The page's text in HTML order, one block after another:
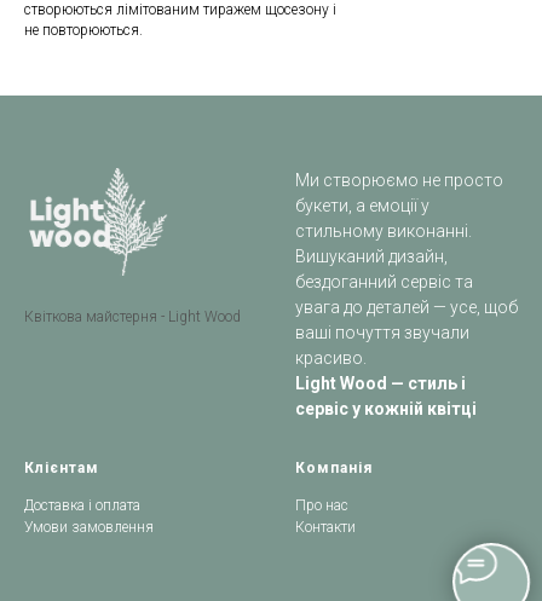
створюються лімітованим тиражем щосезону і
не повторюються.
Квіткова майстерня - Light Wood
Ми створюємо не просто
букети, а емоції у
стильному виконанні.
Вишуканий дизайн,
бездоганний сервіс та
увага до деталей — усе, щоб
ваші почуття звучали
красиво.
Light Wood — стиль і
сервіс у кожній квітці
Клієнтам
Доставка і оплата
Умови замовлення
Компанія
Про нас
Контакти